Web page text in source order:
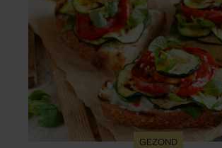
GEZOND